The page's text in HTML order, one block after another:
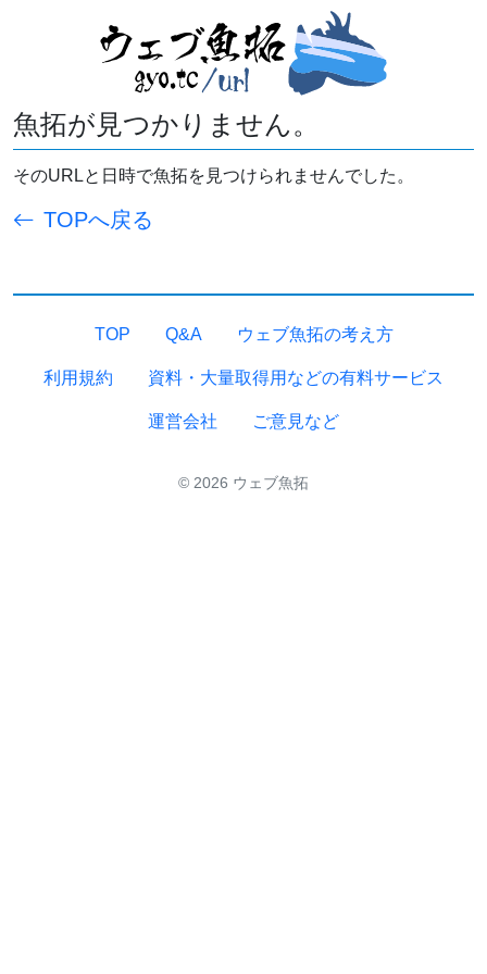
魚拓が見つかりません。
そのURLと日時で魚拓を見つけられませんでした。
TOPへ戻る
TOP Q&A ウェブ魚拓の考え方
利用規約 資料・大量取得用などの有料サービス
運営会社 ご意見など
© 2026 ウェブ魚拓